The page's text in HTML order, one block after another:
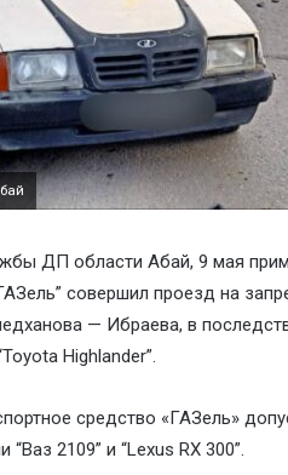
ДП области Абай, 9 мая
совершил проезд на
— Ибраева, в
Highlander”.
средство «ГАЗель»
2109” и “Lexus RX 300”.